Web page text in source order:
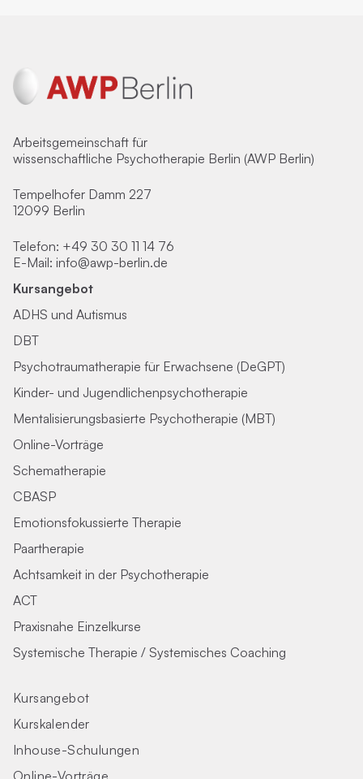
Arbeitsgemeinschaft für
wissenschaftliche Psychotherapie Berlin (AWP Berlin)
Tempelhofer Damm 227
12099 Berlin
Telefon: +49 30 30 11 14 76
E-Mail: info@awp-berlin.de
Kursangebot
ADHS und Autismus
DBT
Psychotraumatherapie für Erwachsene (DeGPT)
Kinder- und Jugendlichenpsychotherapie
Mentalisierungsbasierte Psychotherapie (MBT)
Online-Vorträge
Schematherapie
CBASP
Emotionsfokussierte Therapie
Paartherapie
Achtsamkeit in der Psychotherapie
ACT
Praxisnahe Einzelkurse
Systemische Therapie / Systemisches Coaching
Kursangebot
Kurskalender
Inhouse-Schulungen
Online-Vorträge